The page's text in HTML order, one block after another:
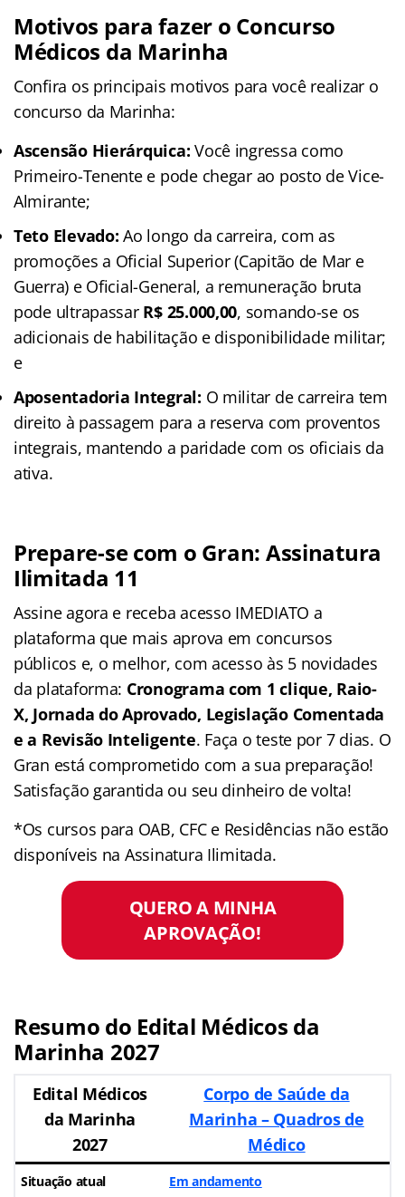
Motivos para fazer o Concurso
Médicos da Marinha
Confira os principais motivos para você realizar o
concurso da Marinha:
Ascensão Hierárquica: Você ingressa como
Primeiro-Tenente e pode chegar ao posto de Vice-
Almirante;
Teto Elevado: Ao longo da carreira, com as
promoções a Oficial Superior (Capitão de Mar e
Guerra) e Oficial-General, a remuneração bruta
pode ultrapassar R$ 25.000,00, somando-se os
adicionais de habilitação e disponibilidade militar;
e
Aposentadoria Integral: O militar de carreira tem
direito à passagem para a reserva com proventos
integrais, mantendo a paridade com os oficiais da
ativa.
Prepare-se com o Gran: Assinatura
Ilimitada 11
Assine agora e receba acesso IMEDIATO a
plataforma que mais aprova em concursos
públicos e, o melhor, com acesso às 5 novidades
da plataforma: Cronograma com 1 clique, Raio-
X, Jornada do Aprovado, Legislação Comentada
e a Revisão Inteligente. Faça o teste por 7 dias. O
Gran está comprometido com a sua preparação!
Satisfação garantida ou seu dinheiro de volta!
*Os cursos para OAB, CFC e Residências não estão
disponíveis na Assinatura Ilimitada.
QUERO A MINHA
APROVAÇÃO!
Resumo do Edital Médicos da
Marinha 2027
Edital Médicos
da Marinha
2027
Corpo de Saúde da
Marinha – Quadros de
Médico
Situação atual Em andamento